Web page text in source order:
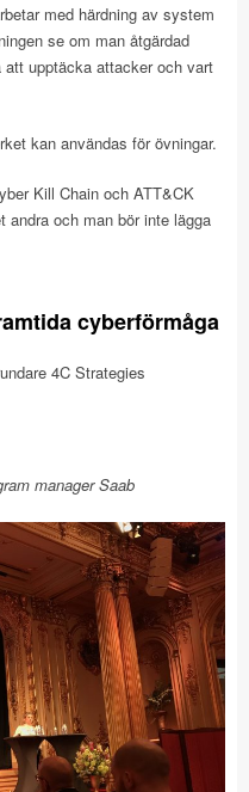
med härdning av system
se om man åtgärdad
upptäcka attacker och vart
kan användas för övningar.
Kill Chain och ATT&CK
andra och man bör inte lägga
cyberförmåga
4C Strategies
manager Saab